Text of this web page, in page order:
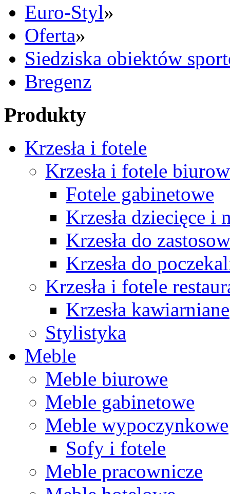
Euro-Styl»
Oferta»
Siedziska obiektów
Bregenz
Produkty
Krzesła i fotele
Krzesła i fotele
Fotele gabinetowe
Krzesła dziecięce i
Krzesła do
Krzesła do
Krzesła i fotele
Krzesła kawiarniane
Stylistyka
Meble
Meble biurowe
Meble gabinetowe
Meble wypoczynkowe
Sofy i fotele
Meble pracownicze